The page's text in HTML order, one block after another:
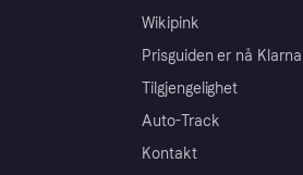
Wikipink
Prisguiden er nå Klarna
Tilgjengelighet
Auto-Track
Kontakt